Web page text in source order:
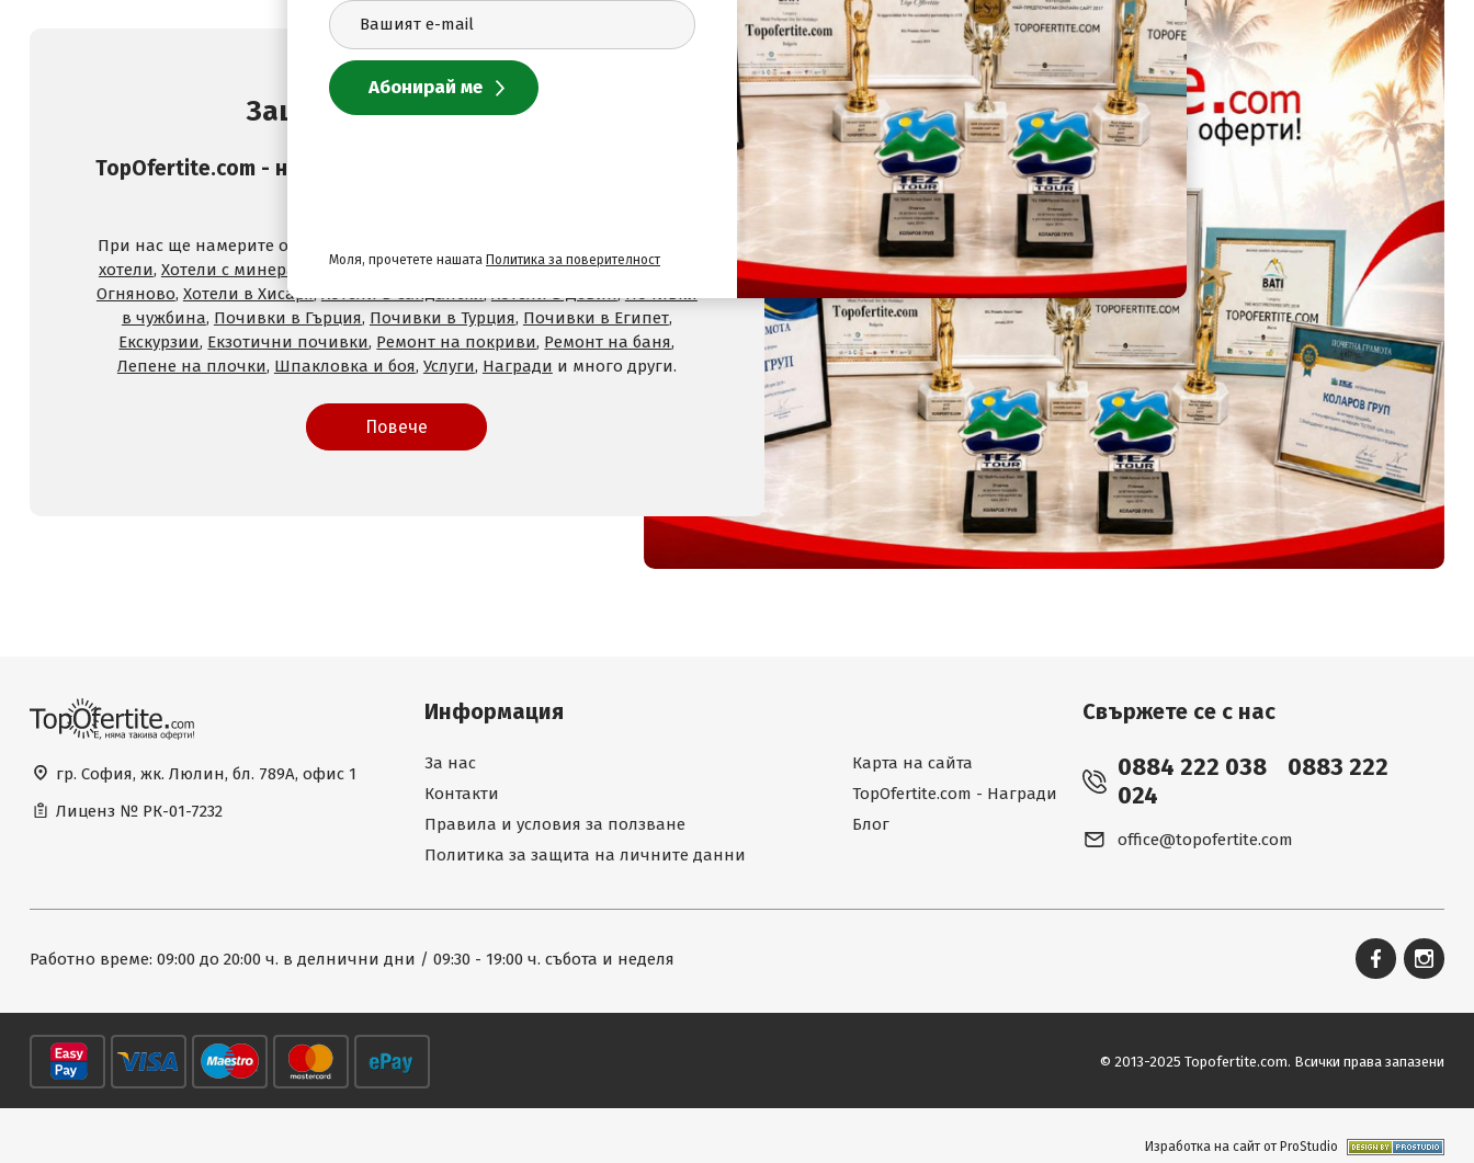
Защо да изберете нас
TopOfertite.com - най-предпочитан онлайн сайт за почивки
При нас ще намерите оферти за
хотели, Хотели с минерален басейн, Хотели във Велинград,Хотели в село
Огняново, Хотели в Хисаря,Хотели в Сандански,Хотели в Девин,Почивки
в чужбина, Почивки в Гърция, Почивки в Турция, Почивки в Египет,
Екскурзии, Екзотични почивки, Ремонт на покриви, Ремонт на баня,
Лепене на плочки, Шпакловка и боя, Услуги, Награди и много други.
Повече
гр. София, жк. Люлин, бл. 789А, офис 1
Лиценз № РК-01-7232
Информация
За нас
Контакти
Правила и условия за ползване
Политика за защита на личните данни
Карта на сайта
TopOfertite.com - Награди
Блог
Свържете се с нас
0884 222 038
0883 222
024
office@topofertite.com
Работно време: 09:00 до 20:00 ч. в делнични дни / 09:30 - 19:00 ч. събота и неделя
© 2013-2025 Topofertite.com. Всички права запазени
Изработка на сайт от ProStudio
Моля, прочетете нашата Политика за поверителност